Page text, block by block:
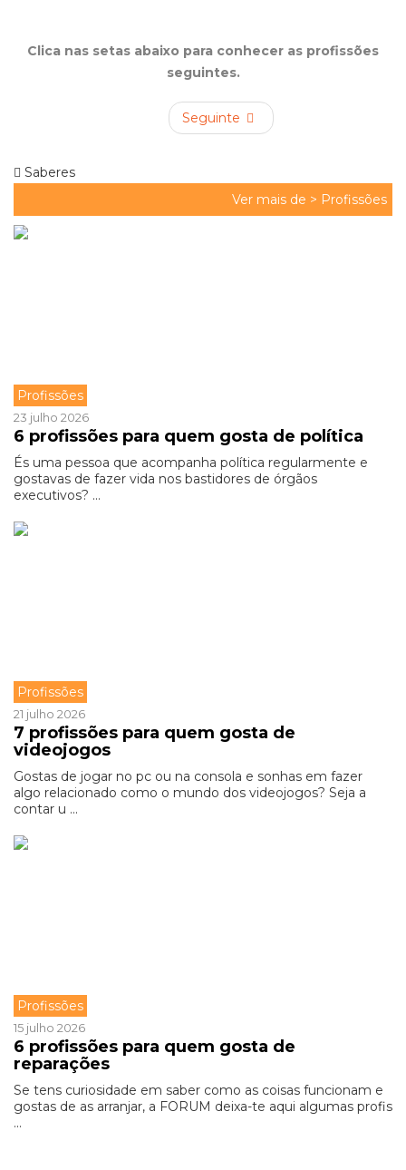
Clica nas setas abaixo para conhecer as profissões
seguintes.
Seguinte
Saberes
Ver mais de > Profissões
Profissões
23 julho 2026
6 profissões para quem gosta de política
És uma pessoa que acompanha política regularmente e
gostavas de fazer vida nos bastidores de órgãos
executivos? ...
Profissões
21 julho 2026
7 profissões para quem gosta de
videojogos
Gostas de jogar no pc ou na consola e sonhas em fazer
algo relacionado como o mundo dos videojogos? Seja a
contar u ...
Profissões
15 julho 2026
6 profissões para quem gosta de
reparações
Se tens curiosidade em saber como as coisas funcionam e
gostas de as arranjar, a FORUM deixa-te aqui algumas profis
...